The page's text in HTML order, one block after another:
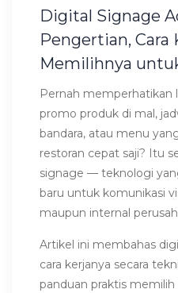
Digital Signage
Pengertian, Cara
Memilihnya
Pernah memperhatikan
promo produk di mal,
bandara, atau menu
restoran cepat saji? Itu
signage — teknologi
baru untuk komunikasi
maupun internal
Artikel ini membahas
cara kerjanya secara
panduan praktis